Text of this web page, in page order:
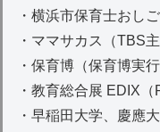
・横浜市保育士おし
・ママサカス（TBS主
・保育博（保育博実
・教育総合展 EDIX
・早稲田大学、慶應